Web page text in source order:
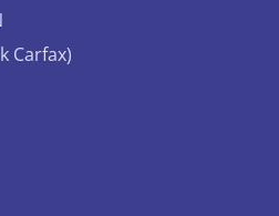
Carfax)